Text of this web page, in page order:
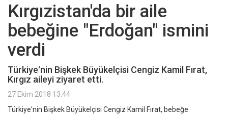
Kırgızistan'da bir aile
bebeğine "Erdoğan" ismini
verdi
Türkiye'nin Bişkek Büyükelçisi Cengiz Kamil Fırat,
Kırgız aileyi ziyaret etti.
27 Ekim 2018 13:44
Türkiye'nin Bişkek Büyükelçisi Cengiz Kamil Fırat, bebeğe